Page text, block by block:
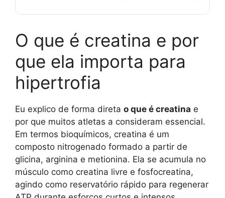
O que é creatina e por
que ela importa para
hipertrofia
Eu explico de forma direta o que é creatina e
por que muitos atletas a consideram essencial.
Em termos bioquímicos, creatina é um
composto nitrogenado formado a partir de
glicina, arginina e metionina. Ela se acumula no
músculo como creatina livre e fosfocreatina,
agindo como reservatório rápido para regenerar